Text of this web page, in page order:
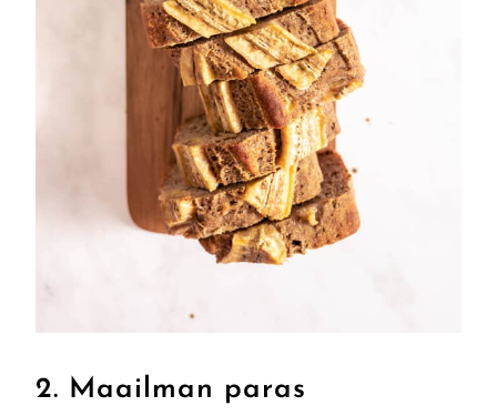
2. Maailman paras